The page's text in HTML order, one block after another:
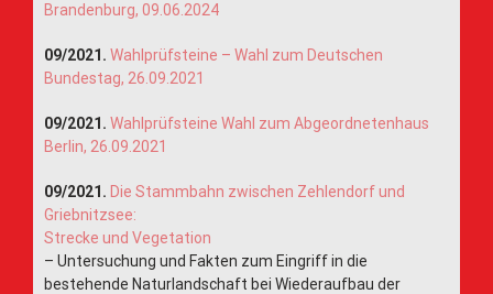
Brandenburg, 09.06.2024
09/2021. Wahlprüfsteine – Wahl zum Deutschen
Bundestag, 26.09.2021
09/2021. Wahlprüfsteine Wahl zum Abgeordnetenhaus
Berlin, 26.09.2021
09/2021. Die Stammbahn zwischen Zehlendorf und
Griebnitzsee:
Strecke und Vegetation
– Untersuchung und Fakten zum Eingriff in die
bestehende Naturlandschaft bei Wiederaufbau der